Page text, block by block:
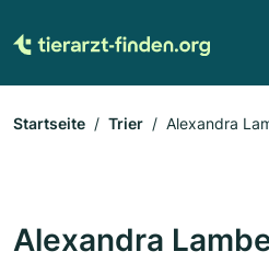
Startseite Trier Alexandra
Alexandra